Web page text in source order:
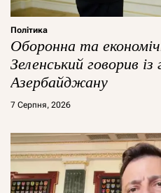
Політика
Оборонна та
Зеленський говорив
Азербайджану
7 Серпня, 2026